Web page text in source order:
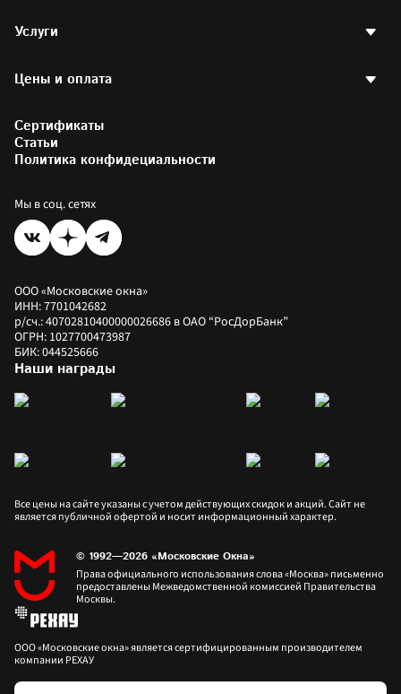
Контакты
Наши проекты
Написать директору
Фотогалерея
Пластиковые окна РЕХАУ
Готовые окна
Услуги
Остекление балконов
Остекление загородных домов
Установка пластиковых окон
Коммерческое остекление
Цены и оплата
Калькулятор окон РЕХАУ
Цены на окна
Как купить
Сертификаты
Статьи
Политика конфидециальности
Мы в соц. сетях
ООО «Московские окна»
ИНН: 7701042682
БИК: 044525666
р/сч.: 40702810400000026686 в ОАО “РосДорБанк”
ОГРН: 1027700473987
Наши награды
Все цены на сайте указаны с учетом действующих скидок и акций. Сайт не
является публичной офертой и носит информационный характер.
© 1992—2026 «Московские Окна»
Права официального использования слова «Москва» письменно
предоставлены Межведомственной комиссией Правительства
Москвы.
ООО «Московские окна» является сертифицированным производителем
компании РЕХАУ